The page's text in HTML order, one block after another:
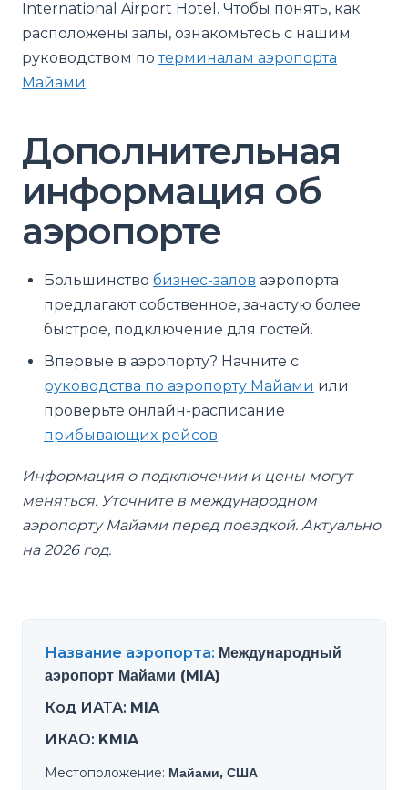
International Airport Hotel. Чтобы понять, как
расположены залы, ознакомьтесь с нашим
руководством потерминалам аэропорта
Майами.
Дополнительная
информация об
аэропорте
Большинство бизнес-залов аэропорта
предлагают собственное, зачастую более
быстрое, подключение для гостей.
Впервые в аэропорту? Начните с
руководства по аэропорту Майами или
проверьте онлайн-расписание
прибывающих рейсов.
Информация о подключении и цены могут
меняться. Уточните в международном
аэропорту Майами перед поездкой. Актуально
на 2026 год.
Название аэропорта: Международный
аэропорт Майами (MIA)
Код ИАТА: MIA
ИКАО: KMIA
Местоположение: Майами, США